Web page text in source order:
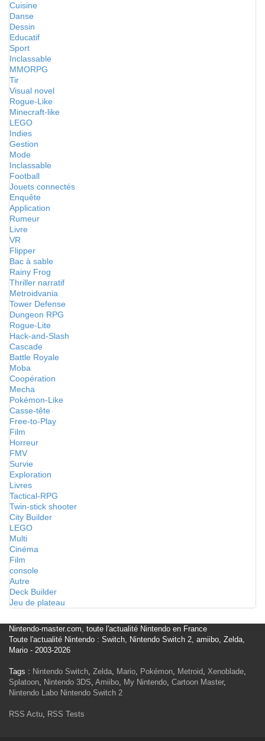
Cuisine
Danse
Dessin
Educatif
Sport
Inclassable
MMORPG
Tir
Visual novel
Rogue-Like
Minecraft-like
LEGO
Indies
Gestion
Mode
Inclassable
Football
Jouets connectés
Enquête
Application
Rumeur
Livre
VR
Flipper
Bac à sable
Rainy Frog
Thriller narratif
Metroidvania
Tower Defense
Dungeon RPG
Rogue-Lite
Hack-and-Slash
Cascade
Battle Royale
Moba
Coopération
Mecha
Pokémon-Like
Casse-tête
Free-to-Play
Film
Horreur
FMV
Survie
Exploration
Livres
Tactical-RPG
Twin-stick shooter
City Builder
LEGO
Multi
Cinéma
Film
console
Autre
Deck Builder
Jeu de plateau
Nintendo-master.com, toute l'actualité Nintendo en France
Toute l'actualité Nintendo : Switch, Nintendo Switch 2, amiibo, Zelda,
Mario - 2003-2026
Tags : Nintendo Switch, Zelda, Mario, Pokémon, Metroid, Xenoblade,
Splatoon, Nintendo 3DS, Amiibo, My Nintendo, Cartoon Master,
Nintendo Labo Nintendo Switch 2
RSS Actu, RSS Tests